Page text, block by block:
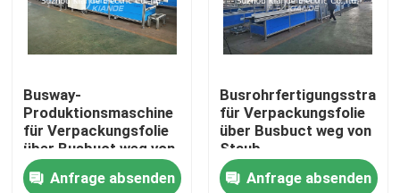
Über uns
Fabrik-Ausflug
Qualitätskontrolle
Busway-
Produktionsmaschine
für Verpackungsfolie
über Busbuct weg von
Staub
Anfrage absenden
Busrohrfertigungsstraße
für Verpackungsfolie
über Busbuct weg von
Staub
Anfrage absenden